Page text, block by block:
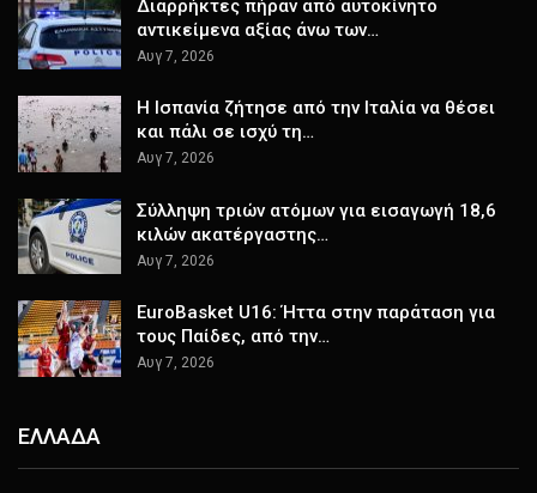
Διαρρήκτες πήραν από αυτοκίνητο
αντικείμενα αξίας άνω των…
Αυγ 7, 2026
H Ισπανία ζήτησε από την Ιταλία να θέσει
και πάλι σε ισχύ τη…
Αυγ 7, 2026
Σύλληψη τριών ατόμων για εισαγωγή 18,6
κιλών ακατέργαστης…
Αυγ 7, 2026
EuroBasket U16: Ήττα στην παράταση για
τους Παίδες, από την…
Αυγ 7, 2026
ΕΛΛΑΔΑ